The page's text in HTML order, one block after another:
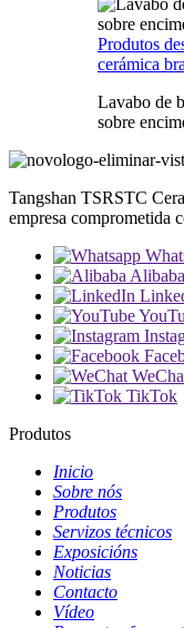
Produtos
cerámica
Lavabo de
sobre
Tangshan TSRSTC
empresa comprometida
Alibaba
TikTok
Produtos
Inicio
Sobre nós
Produtos
Servizos técnicos
Exposicións
Noticias
Contacto
Vídeo